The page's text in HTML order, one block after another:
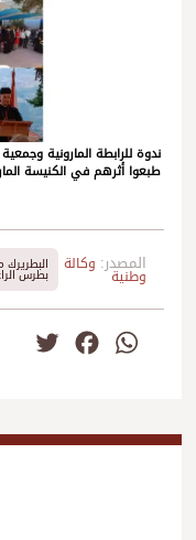
ندوة للرابطة المارونية
طبعوا أثرهم في الكنيسة
المصدر: وكالة
وطنية
البطريرك
بطرس
WhatsApp
Facebook